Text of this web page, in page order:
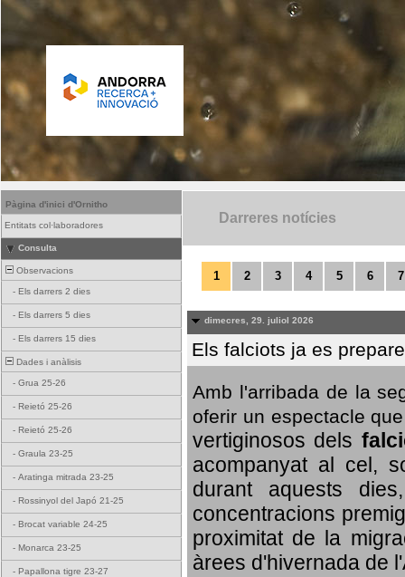
Pàgina d'inici d'Ornitho
Entitats col·laboradores
Consulta
Observacions
- Els darrers 2 dies
- Els darrers 5 dies
- Els darrers 15 dies
Dades i anàlisis
- Grua 25-26
- Reietó 25-26
- Reietó 25-26
- Graula 23-25
- Aratinga mitrada 23-25
- Rossinyol del Japó 21-25
- Brocat variable 24-25
- Monarca 23-25
- Papallona tigre 23-27
Darreres notícies
1 2 3 4 5 6 7
dimecres, 29. juliol 2026
Els falciots ja es
Amb l'arribada de la
oferir un espectacle
vertiginosos dels
acompanyat al cel,
durant aquests
concentracions
proximitat de la
àrees d'hivernada de